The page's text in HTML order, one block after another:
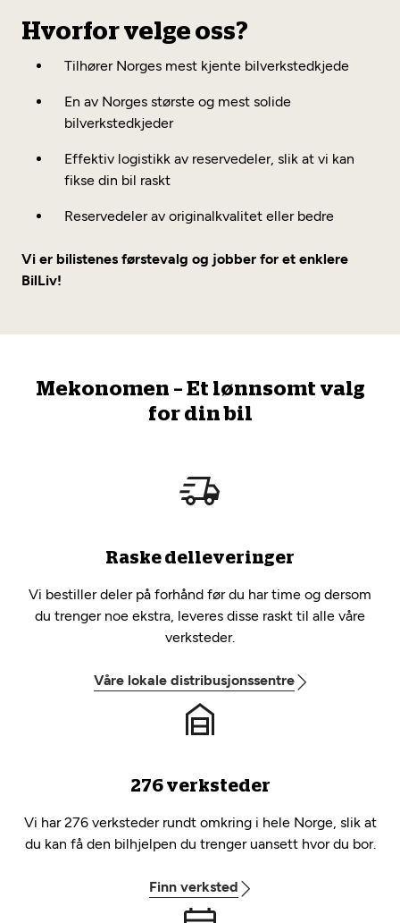
Hvorfor velge oss?
Tilhører Norges mest kjente bilverkstedkjede
En av Norges største og mest solide
bilverkstedkjeder
Effektiv logistikk av reservedeler, slik at vi kan
fikse din bil raskt
Reservedeler av originalkvalitet eller bedre
Vi er bilistenes førstevalg og jobber for et enklere
BilLiv!
Mekonomen – Et lønnsomt valg
for din bil
Raske delleveringer
Vi bestiller deler på forhånd før du har time og dersom
du trenger noe ekstra, leveres disse raskt til alle våre
verksteder.
Våre lokale distribusjonssentre
276 verksteder
Vi har 276 verksteder rundt omkring i hele Norge, slik at
du kan få den bilhjelpen du trenger uansett hvor du bor.
Finn verksted